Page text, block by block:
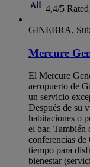
4,4/5
GINEBRA,
Mercure
El Mercure
aeropuerto de
un servicio
Después de su
habitaciones o
el bar. También
conferencias
tiempo para
bienestar